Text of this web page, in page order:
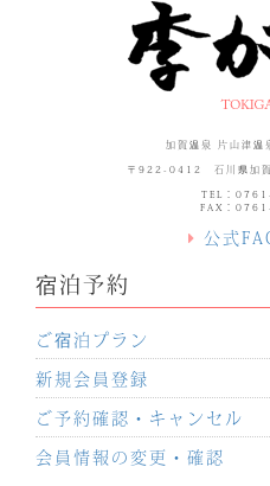
加賀温泉 片山津温
〒922-0412 石川県加賀
TEL：
FAX：
公式
宿泊予約
ご宿泊プラン
新規会員登録
ご予約確認・キャンセル
会員情報の変更・確認